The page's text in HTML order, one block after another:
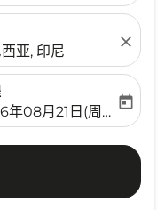
亚, 印尼
close
labelreturn-date-
年08月21日(周五)
today